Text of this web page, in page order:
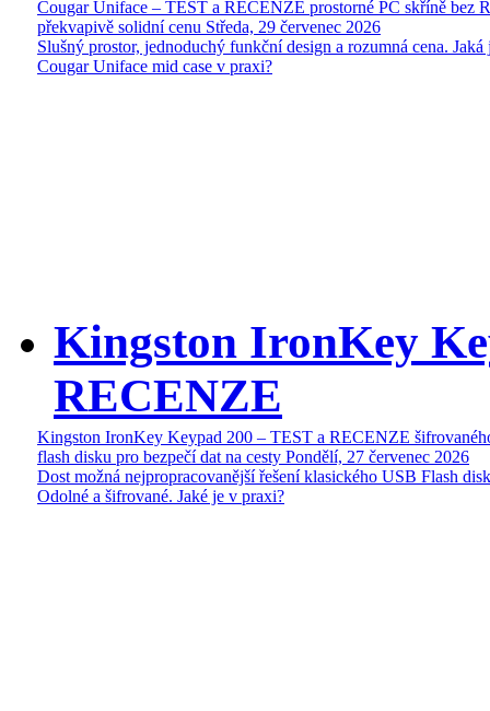
Cougar Uniface – TEST a RECENZE prostorné PC skříně bez
překvapivě solidní cenu Středa, 29 červenec 2026
Slušný prostor, jednoduchý funkční design a rozumná cena. Jaká
Cougar Uniface mid case v praxi?
Kingston IronKey
RECENZE
Kingston IronKey Keypad 200 – TEST a RECENZE
flash disku pro bezpečí dat na cesty Pondělí, 27 červenec 2026
Dost možná nejpropracovanější řešení klasického USB Flash
Odolné a šifrované. Jaké je v praxi?